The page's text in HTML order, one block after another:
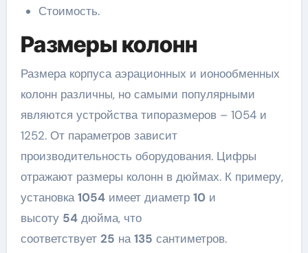
Стоимость.
Размеры колонн
Размера корпуса аэрационных и ионообменных
колонн различны, но самыми популярными
являются устройства типоразмеров – 1054 и
1252. От параметров зависит
производительность оборудования. Цифры
отражают размеры колонн в дюймах. К примеру,
установка1054имеет диаметр 10 и
высоту 54дюйма, что
соответствует 25 на135 сантиметров.